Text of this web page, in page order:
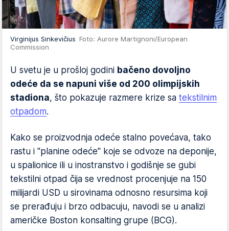
Virginijus Sinkevičius Foto: Aurore Martignoni/European
Commission
U svetu je u prošloj godini bačeno dovoljno
odeće da se napuni više od 200 olimpijskih
stadiona, što pokazuje razmere krize sa tekstilnim
otpadom.
Kako se proizvodnja odeće stalno povećava, tako
rastu i "planine odeće" koje se odvoze na deponije,
u spalionice ili u inostranstvo i godišnje se gubi
tekstilni otpad čija se vrednost procenjuje na 150
milijardi USD u sirovinama odnosno resursima koji
se prerađuju i brzo odbacuju, navodi se u analizi
američke Boston konsalting grupe (BCG).